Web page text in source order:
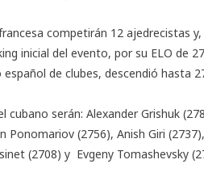
competirán 12 ajedrecistas
inicial del evento, por su ELO de
de clubes, descendió hasta
cubano serán: Alexander Grishuk
Ponomariov (2756), Anish Giri
(2708) y Evgeny Tomashevsky